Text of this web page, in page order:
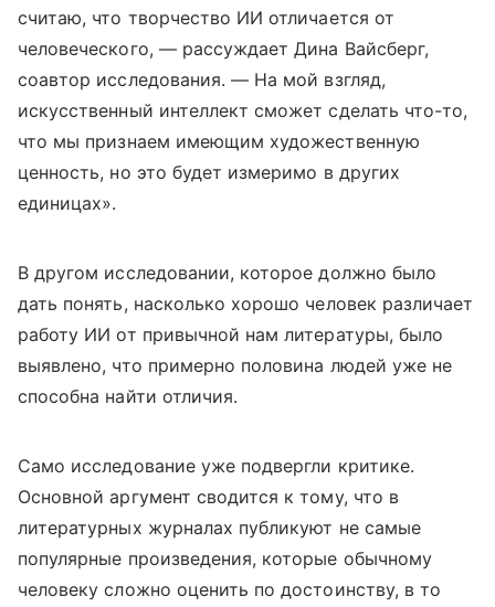
считаю, что творчество ИИ отличается от
человеческого, — рассуждает Дина Вайсберг,
соавтор исследования. — На мой взгляд,
искусственный интеллект сможет сделать что-то,
что мы признаем имеющим художественную
ценность, но это будет измеримо в других
единицах».
В другом исследовании, которое должно было
дать понять, насколько хорошо человек различает
работу ИИ от привычной нам литературы, было
выявлено, что примерно половина людей уже не
способна найти отличия.
Само исследование уже подвергли критике.
Основной аргумент сводится к тому, что в
литературных журналах публикуют не самые
популярные произведения, которые обычному
человеку сложно оценить по достоинству, в то